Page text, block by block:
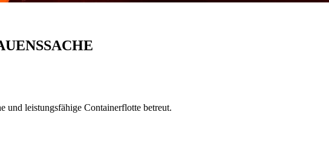
leistungsfähige Containerflotte betreut.